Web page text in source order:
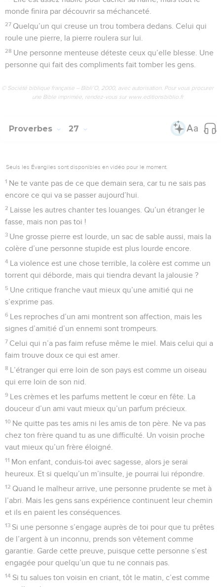
monde finira par découvrir sa méchanceté.
27 Quelqu’un qui creuse un trou tombera dedans. Celui qui
roule une pierre, la pierre roulera sur lui.
28 Une personne menteuse déteste ceux qu’elle blesse. Une
personne qui fait des compliments fait tomber les gens.
© Société biblique française – Bibli’O, 2000, avec autorisation. Pour vous procurer
une Bible imprimée, rendez-vous sur www.editionsbiblio.fr
Proverbes 27
Seuls les Évangiles sont disponibles en vidéo pour le moment.
1 Ne te vante pas de ce que demain sera, car tu ne sais pas
encore ce qui va se passer aujourd’hui.
2 Laisse les autres chanter tes louanges. Qu’un étranger le
fasse, mais non pas toi !
3 Une grosse pierre est lourde, un sac de sable aussi, mais la
colère d’une personne stupide est plus lourde encore.
4 La violence est une chose terrible, la colère est comme un
torrent qui déborde, mais qui tiendra devant la jalousie ?
5 Une critique franche vaut mieux qu’une amitié qui ne
s’exprime pas.
6 Les reproches d’un ami montrent son affection, mais les
signes d’amitié d’un ennemi sont trompeurs.
7 Celui qui n’a pas faim refuse même le miel. Mais celui qui a
faim trouve doux ce qui est amer.
8 L’étranger qui erre loin de son pays est comme un oiseau
qui erre loin de son nid.
9 Les crèmes et les parfums mettent le cœur en fête. La
douceur d’un ami vaut mieux qu’un parfum précieux.
10 Ne quitte pas tes amis ni les amis de ton père. Ne va pas
chez ton frère quand tu as une difficulté. Un voisin proche
vaut mieux qu’un frère éloigné.
11 Mon enfant, conduis-toi avec sagesse, alors je serai
heureux. Et si quelqu’un m’insulte, je pourrai lui répondre.
12 Quand le malheur arrive, une personne prudente se met à
l’abri. Mais les gens sans expérience continuent leur chemin
et ils en paient les conséquences.
13 Si une personne s’engage auprès de toi pour que tu prêtes
de l’argent à un inconnu, prends son vêtement comme
garantie. Garde cette preuve, puisque cette personne s’est
engagée pour quelqu’un que tu ne connais pas.
14 Si tu salues ton voisin en criant, tôt le matin, c’est comme